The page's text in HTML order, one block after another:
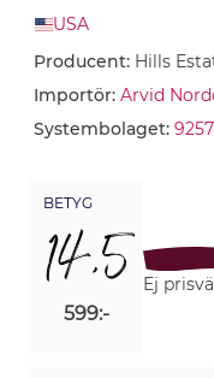
USA
Producent: Hills
Importör: Arvid
Systembolaget:
BETYG
14,5
599:-
Ej